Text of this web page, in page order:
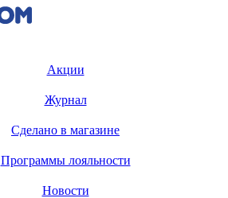
Акции
Журнал
Сделано в магазине
Программы лояльности
Новости